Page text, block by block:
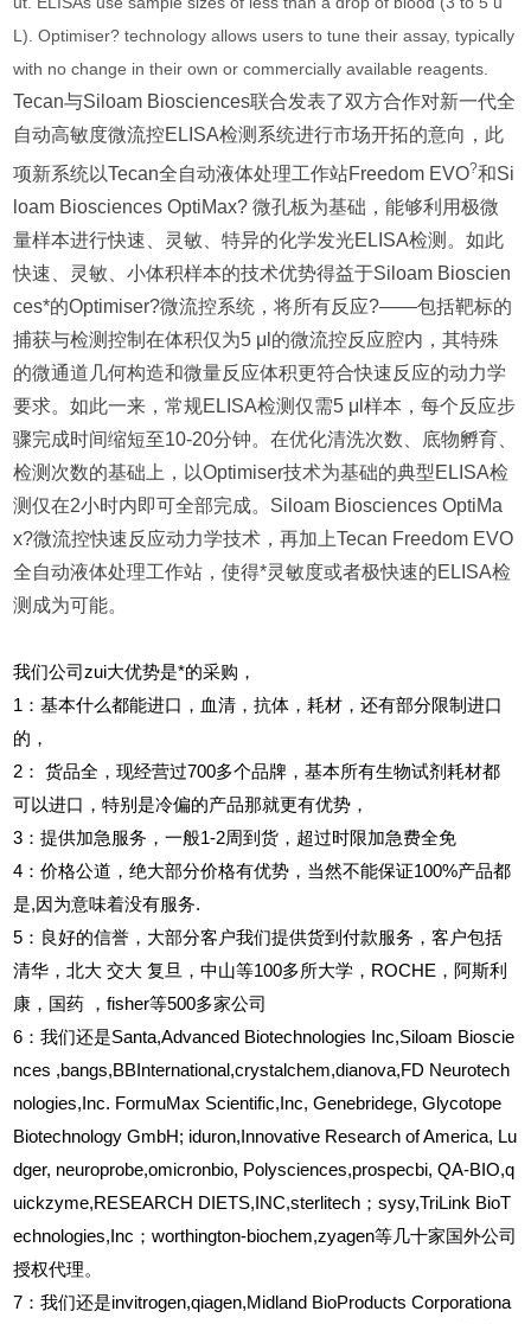
L). Optimiser? technology allows users to tune their assay, typically
with no change in their own or commercially available reagents.
Tecan与Siloam Biosciences联合发表了双方合作对新一代全
自动高敏度微流控ELISA检测系统进行市场开拓的意向，此
项新系统以Tecan全自动液体处理工作站Freedom EVO?和Si
loam Biosciences OptiMax? 微孔板为基础，能够利用极微
量样本进行快速、灵敏、特异的化学发光ELISA检测。如此
快速、灵敏、小体积样本的技术优势得益于Siloam Bioscien
ces*的Optimiser?微流控系统，将所有反应?——包括靶标的
捕获与检测控制在体积仅为5 μl的微流控反应腔内，其特殊
的微通道几何构造和微量反应体积更符合快速反应的动力学
要求。如此一来，常规ELISA检测仅需5 μl样本，每个反应步
骤完成时间缩短至10-20分钟。在优化清洗次数、底物孵育、
检测次数的基础上，以Optimiser技术为基础的典型ELISA检
测仅在2小时内即可全部完成。Siloam Biosciences OptiMa
x?微流控快速反应动力学技术，再加上Tecan Freedom EVO
全自动液体处理工作站，使得*灵敏度或者极快速的ELISA检
测成为可能。
我们公司zui大优势是*的采购，
1 ：基本什么都能进口，血清，抗体，耗材，还有部分限制进口
的，
2 ：
货品全，现经营过700多个品牌，基本所有生物试剂耗材都
可以进口，特别是冷偏的产品那就更有优势，
3 ：提供加急服务，一般1-2周到货，超过时限加急费全免
4 ：价格公道，绝大部分价格有优势，当然不能保证100%产品都
是,因为意味着没有服务.
5 ：良好的信誉，大部分客户我们提供货到付款服务，客户包括
清华，北大 交大 复旦，中山等100多所大学，ROCHE，阿斯利
康，国药
，fisher等500多家公司
6 ：我们还是Santa,Advanced Biotechnologies Inc,Siloam Bioscie
nces ,bangs,BBInternational,crystalchem,dianova,FD Neurotech
nologies,Inc. FormuMax Scientific,Inc, Genebridege, Glycotope
Biotechnology GmbH; iduron,Innovative Research of America, Lu
dger, neuroprobe,omicronbio, Polysciences,prospecbi, QA-BIO,q
uickzyme,RESEARCH DIETS,INC,sterlitech；sysy,TriLink BioT
echnologies,Inc；worthington-biochem,zyagen等几十家国外公司
授权代理。
7：我们还是invitrogen,qiagen,Midland BioProducts Corporationa